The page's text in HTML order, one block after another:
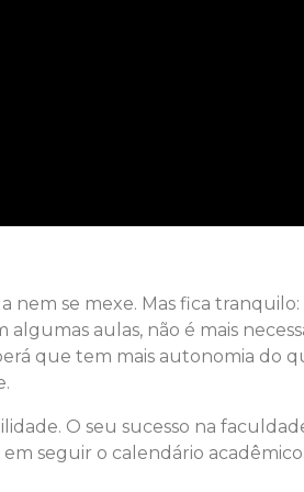
nem se mexe. Mas fica tranquilo:
aulas, não é mais
que tem mais autonomia do
O seu sucesso na
seguir o calendário acadêmico